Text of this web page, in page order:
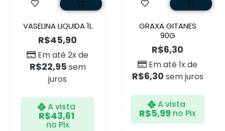
VASELINA LIQUIDA 1L
R$45,90
Em até 2x de
R$22,95 sem
juros
A vista
R$43,61
no Pix
GRAXA GITANES
90G
R$6,30
Em até 1x de
R$6,30 sem juros
A vista
R$5,99 no Pix